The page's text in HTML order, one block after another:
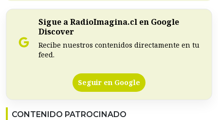
Sigue a RadioImagina.cl en Google
Discover
Recibe nuestros contenidos directamente en tu
feed.
Seguir en Google
CONTENIDO PATROCINADO